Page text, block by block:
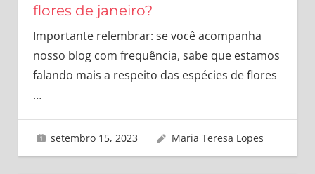
flores de janeiro?
Importante relembrar: se você acompanha
nosso blog com frequência, sabe que estamos
falando mais a respeito das espécies de flores
…
setembro 15, 2023 Maria Teresa Lopes